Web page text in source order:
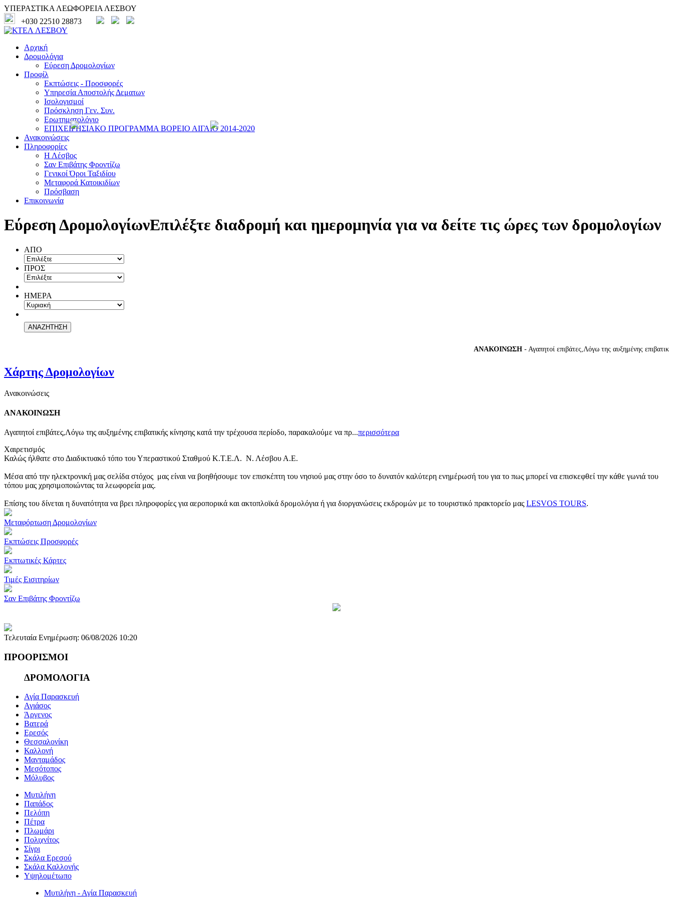
ΥΠΕΡΑΣΤΙΚΑ ΛΕΩΦΟΡΕΙΑ ΛΕΣΒΟΥ
+030 22510 28873
Αρχική
Δρομολόγια
Εύρεση Δρομολογίων
Προφίλ
Εκπτώσεις - Προσφορές
Υπηρεσία Αποστολής Δεματων
Ισολογισμοί
Πρόσκληση Γεν. Συν.
Ερωτηματολόγιο
ΕΠΙΧΕΙΡΗΣΙΑΚΟ ΠΡΟΓΡΑΜΜΑ ΒΟΡΕΙΟ ΑΙΓΑΙΟ 2014-2020
Ανακοινώσεις
Πληροφορίες
Η Λέσβος
Σαν Επιβάτης Φροντίζω
Γενικοί Όροι Ταξιδίου
Μεταφορά Κατοικιδίων
Πρόσβαση
Επικοινωνία
Εύρεση ΔρομολογίωνΕπιλέξτε διαδρομή και ημερομηνία για να δείτε τις ώρες των δρομολογίων
ΑΠΟ
ΠΡΟΣ
ΗΜΕΡΑ
ΑΝΑΚΟΙΝΩΣΗ- Αγαπητοί επιβάτες,Λόγω της αυξημένης επιβατικής
Χάρτης Δρομολογίων
Ανακοινώσεις
ΑΝΑΚΟΙΝΩΣΗ
Αγαπητοί επιβάτες,Λόγω της αυξημένης επιβατικής κίνησης κατά την τρέχουσα περίοδο, παρακαλούμε να πρ...περισσότερα
Χαιρετισμός
Καλώς ήλθατε στο Διαδικτυακό τόπο του Υπεραστικού Σταθμού Κ.Τ.Ε.Λ. Ν. Λέσβου Α.Ε.
Μέσα από την ηλεκτρονική μας σελίδα στόχος μας είναι να βοηθήσουμε τον επισκέπτη του νησιού μας στην όσο το δυνατόν καλύτερη ενημέρωσή του για το πως μπορεί να επισκεφθεί την κάθε γωνιά του
τόπου μας χρησιμοποιώντας τα λεωφορεία μας.
Επίσης του δίνεται η δυνατότητα να βρει πληροφορίες για αεροπορικά και ακτοπλοϊκά δρομολόγια ή για διοργανώσεις εκδρομών με το τουριστικό πρακτορείο μας LESVOS TOURS.
Μεταφόρτωση Δρομολογίων
Εκπτώσεις Προσφορές
Εκπτωτικές Κάρτες
Τιμές Εισιτηρίων
Σαν Επιβάτης Φροντίζω
Τελευταία Ενημέρωση: 06/08/2026 10:20
ΠΡΟΟΡΙΣΜΟΙ
ΔΡΟΜΟΛΟΓΙΑ
Αγία Παρασκευή
Αγιάσος
Άργενος
Βατερά
Ερεσός
Θεσσαλονίκη
Καλλονή
Μανταμάδος
Μεσότοπος
Μόλυβος
Μυτιλήνη
Παπάδος
Πελόπη
Πέτρα
Πλωμάρι
Πολιχνίτος
Σίγρι
Σκάλα Ερεσού
Σκάλα Καλλονής
Υψηλομέτωπο
Μυτιλήνη - Αγία Παρασκευή